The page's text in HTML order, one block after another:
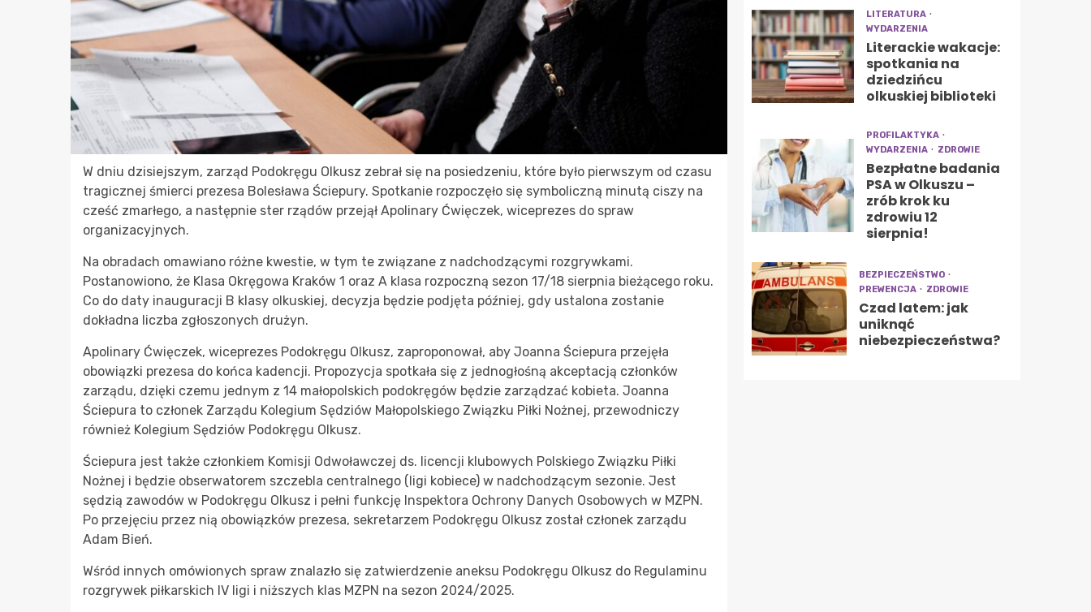
W dniu dzisiejszym, zarząd Podokręgu Olkusz zebrał się na posiedzeniu, które było pierwszym od czasu
tragicznej śmierci prezesa Bolesława Ściepury. Spotkanie rozpoczęło się symboliczną minutą ciszy na
cześć zmarłego, a następnie ster rządów przejął Apolinary Ćwięczek, wiceprezes do spraw
organizacyjnych.
Na obradach omawiano różne kwestie, w tym te związane z nadchodzącymi rozgrywkami.
Postanowiono, że Klasa Okręgowa Kraków 1 oraz A klasa rozpoczną sezon 17/18 sierpnia bieżącego roku.
Co do daty inauguracji B klasy olkuskiej, decyzja będzie podjęta później, gdy ustalona zostanie
dokładna liczba zgłoszonych drużyn.
Apolinary Ćwięczek, wiceprezes Podokręgu Olkusz, zaproponował, aby Joanna Ściepura przejęła
obowiązki prezesa do końca kadencji. Propozycja spotkała się z jednogłośną akceptacją członków
zarządu, dzięki czemu jednym z 14 małopolskich podokręgów będzie zarządzać kobieta. Joanna
Ściepura to członek Zarządu Kolegium Sędziów Małopolskiego Związku Piłki Nożnej, przewodniczy
również Kolegium Sędziów Podokręgu Olkusz.
Ściepura jest także członkiem Komisji Odwoławczej ds. licencji klubowych Polskiego Związku Piłki
Nożnej i będzie obserwatorem szczebla centralnego (ligi kobiece) w nadchodzącym sezonie. Jest
sędzią zawodów w Podokręgu Olkusz i pełni funkcję Inspektora Ochrony Danych Osobowych w MZPN.
Po przejęciu przez nią obowiązków prezesa, sekretarzem Podokręgu Olkusz został członek zarządu
Adam Bień.
Wśród innych omówionych spraw znalazło się zatwierdzenie aneksu Podokręgu Olkusz do Regulaminu
rozgrywek piłkarskich IV ligi i niższych klas MZPN na sezon 2024/2025.
LITERATURA
WYDARZENIA
Literackie wakacje:
spotkania na
dziedzińcu
olkuskiej biblioteki
PROFILAKTYKA
WYDARZENIA
ZDROWIE
Bezpłatne badania
PSA w Olkuszu –
zrób krok ku
zdrowiu 12
sierpnia!
BEZPIECZEŃSTWO
PREWENCJA
ZDROWIE
Czad latem: jak
uniknąć
niebezpieczeństwa?